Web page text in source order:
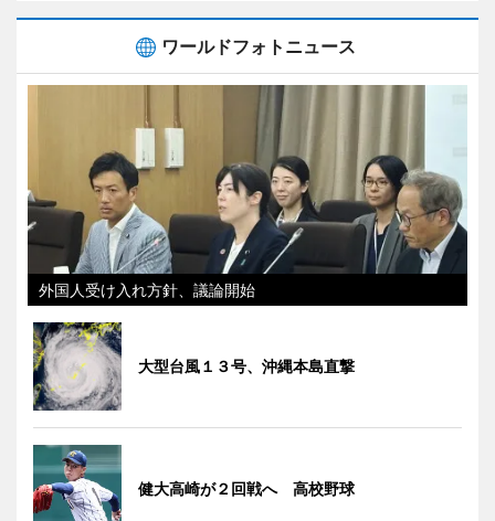
ワールドフォトニュース
外国人受け入れ方針、議論開始
大型台風１３号、沖縄本島直撃
健大高崎が２回戦へ 高校野球